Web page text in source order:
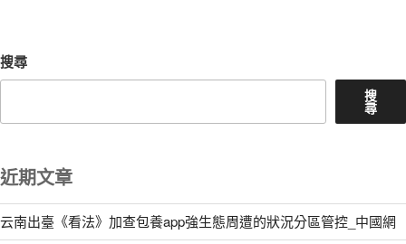
搜尋
搜
尋
近期文章
云南出臺《看法》加查包養app強生態周遭的狀況分區管控_中國網